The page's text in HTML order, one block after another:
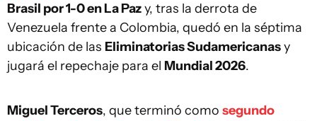
Brasil por 1-0 en La Pazy, tras la derrota de
Venezuela frente a Colombia, quedó en la séptima
ubicación de las Eliminatorias Sudamericanasy
jugará el repechaje para el Mundial 2026.
Miguel Terceros, que terminó como segundo